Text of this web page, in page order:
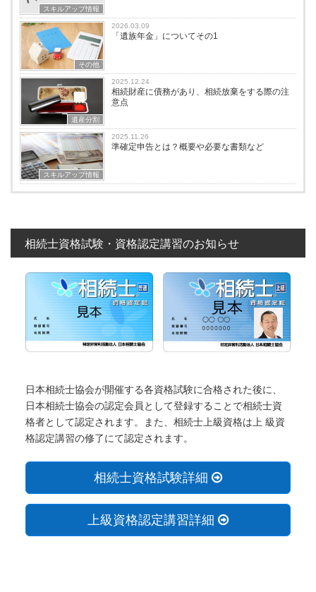
スキルアップ情報
その他
2026.03.09
「遺族年金」についてその1
遺産分割
2025.12.24
相続財産に債務があり、相続放棄をする際の注
意点
スキルアップ情報
2025.11.26
準確定申告とは？概要や必要な書類など
相続士資格試験・資格認定講習のお知らせ
日本相続士協会が開催する各資格試験に合格された後に、
日本相続士協会の認定会員として登録することで相続士資
格者として認定されます。また、相続士上級資格は上 級資
格認定講習の修了にて認定されます。
相続士資格試験詳細
上級資格認定講習詳細